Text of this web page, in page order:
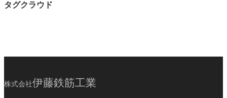
タグクラウド
株式会社伊藤鉄筋工業